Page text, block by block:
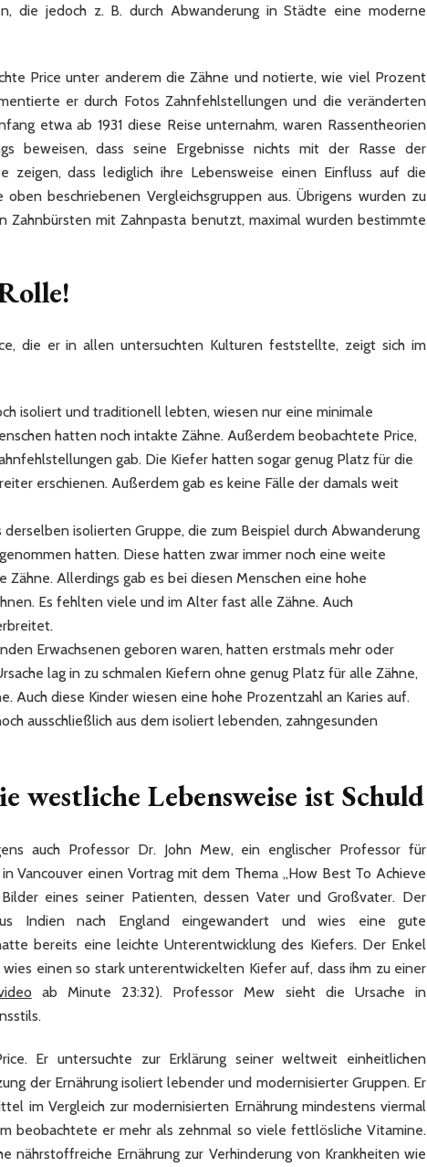
die jedoch z. B. durch Abwanderung in Städte eine moderne
Price unter anderem die Zähne und notierte, wie viel Prozent
er durch Fotos Zahnfehlstellungen und die veränderten
etwa ab 1931 diese Reise unternahm, waren Rassentheorien
beweisen, dass seine Ergebnisse nichts mit der Rasse der
zeigen, dass lediglich ihre Lebensweise einen Einfluss auf die
beschriebenen Vergleichsgruppen aus. Übrigens wurden zu
Zahnbürsten mit Zahnpasta benutzt, maximal wurden bestimmte
die er in allen untersuchten Kulturen feststellte, zeigt sich im
isoliert und traditionell lebten, wiesen nur eine minimale
hatten noch intakte Zähne. Außerdem beobachtete Price,
gab. Die Kiefer hatten sogar genug Platz für die
erschienen. Außerdem gab es keine Fälle der damals weit
isolierten Gruppe, die zum Beispiel durch Abwanderung
hatten. Diese hatten zwar immer noch eine weite
Zähne. Allerdings gab es bei diesen Menschen eine hohe
Es fehlten viele und im Alter fast alle Zähne. Auch
Erwachsenen geboren waren, hatten erstmals mehr oder
lag in zu schmalen Kiefern ohne genug Platz für alle Zähne,
Auch diese Kinder wiesen eine hohe Prozentzahl an Karies auf.
ausschließlich aus dem isoliert lebenden, zahngesunden
westliche Lebensweise ist Schuld
auch Professor Dr. John Mew, ein englischer Professor für
Vancouver einen Vortrag mit dem Thema „How Best To Achieve
eines seiner Patienten, dessen Vater und Großvater. Der
Indien nach England eingewandert und wies eine gute
bereits eine leichte Unterentwicklung des Kiefers. Der Enkel
einen so stark unterentwickelten Kiefer auf, dass ihm zu einer
ab Minute 23:32). Professor Mew sieht die Ursache in
Er untersuchte zur Erklärung seiner weltweit einheitlichen
der Ernährung isoliert lebender und modernisierter Gruppen. Er
im Vergleich zur modernisierten Ernährung mindestens viermal
beobachtete er mehr als zehnmal so viele fettlösliche Vitamine.
nährstoffreiche Ernährung zur Verhinderung von Krankheiten wie